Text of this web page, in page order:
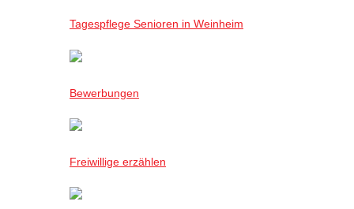
Tagespflege Senioren in Weinheim
Bewerbungen
Freiwillige erzählen